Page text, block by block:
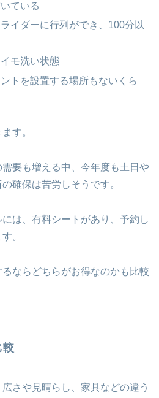
ている
イダーに行列ができ、100分以
モ洗い状態
トを設置する場所もないくら
す。
要も増える中、今年度も土日や
確保は苦労しそうです。
は、有料シートがあり、予約し
。
ならどちらがお得なのかも比較
較
さや見晴らし、家具などの違う